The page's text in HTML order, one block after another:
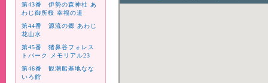
第43番 伊勢の森神社 あ
わじ御所桜 幸福の道
第44番 源流の郷 あわじ
花山水
第45番 猪鼻谷フォレス
トパーク メモリアル23
第46番 観潮船基地なな
いろ館